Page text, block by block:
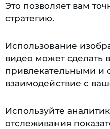
Это позволяет вам
стратегию.
Использование
видео может сделать
привлекательными и
взаимодействие с
Используйте
отслеживания